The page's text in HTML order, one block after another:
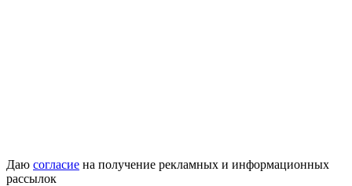
Даю согласие на получение рекламных и информационных
рассылок